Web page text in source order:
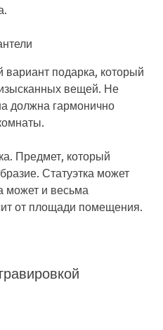
вариант подарка, который
вещей. Не
должна гармонично
Предмет, который
Статуэтка может
может и весьма
от площади помещения.